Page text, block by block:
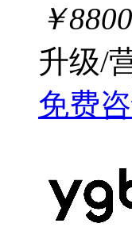
￥
升级/
免费